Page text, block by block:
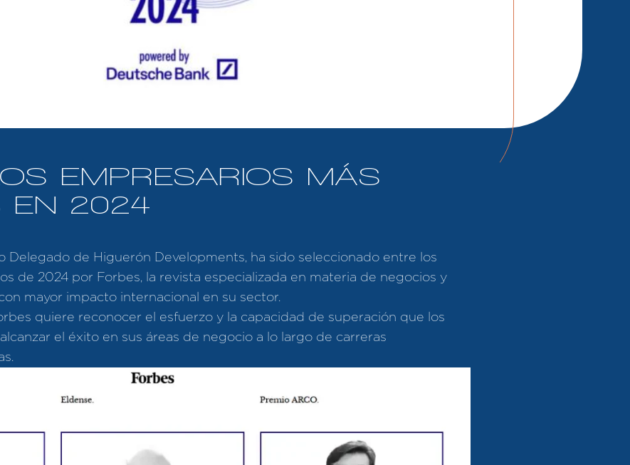
EMPRESARIOS MÁS
EN 2024
Delegado de Higuerón Developments, ha sido seleccionado entre los
de 2024 por Forbes, la revista especializada en materia de negocios y
mayor impacto internacional en su sector.
quiere reconocer el esfuerzo y la capacidad de superación que los
el éxito en sus áreas de negocio a lo largo de carreras